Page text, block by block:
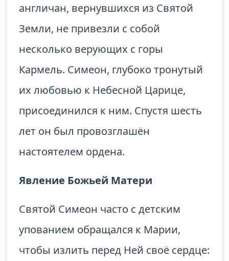
англичан, вернувшихся из Святой
Земли, не привезли с собой
несколько верующих с горы
Кармель. Симеон, глубоко тронутый
их любовью к Небесной Царице,
присоединился к ним. Спустя шесть
лет он был провозглашён
настоятелем ордена.
Явление Божьей Матери
Святой Симеон часто с детским
упованием обращался к Марии,
чтобы излить перед Ней своё сердце: